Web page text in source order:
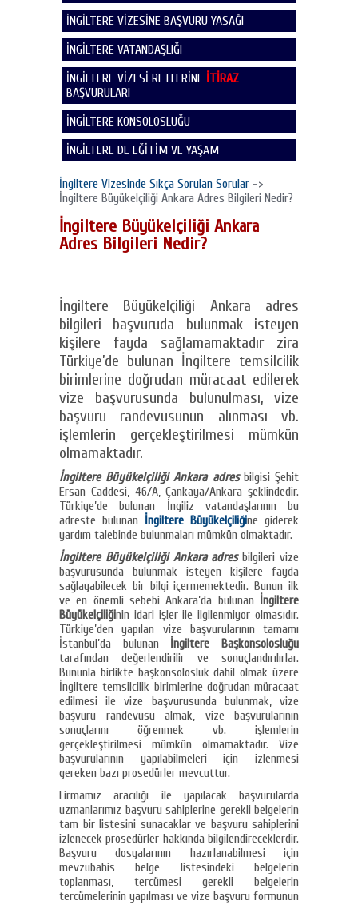
İNGİLTERE VİZESİNE BAŞVURU YASAĞI
İNGİLTERE VATANDAŞLIĞI
İNGİLTERE VİZESİ RETLERİNE İTİRAZ
BAŞVURULARI
İNGİLTERE KONSOLOSLUĞU
İNGİLTERE DE EĞİTİM VE YAŞAM
İngiltere Vizesinde Sıkça Sorulan Sorular ->
İngiltere Büyükelçiliği Ankara Adres Bilgileri Nedir?
İngiltere Büyükelçiliği Ankara
Adres Bilgileri Nedir?
İngiltere Büyükelçiliği Ankara adres
bilgileri başvuruda bulunmak isteyen
kişilere fayda sağlamamaktadır zira
Türkiye’de bulunan İngiltere temsilcilik
birimlerine doğrudan müracaat edilerek
vize başvurusunda bulunulması, vize
başvuru randevusunun alınması vb.
işlemlerin gerçekleştirilmesi mümkün
olmamaktadır.
İngiltere Büyükelçiliği Ankara adresbilgisi Şehit
Ersan Caddesi, 46/A, Çankaya/Ankara şeklindedir.
Türkiye’de bulunan İngiliz vatandaşlarının bu
adreste bulunan İngiltere Büyükelçiliğine giderek
yardım talebinde bulunmaları mümkün olmaktadır.
İngiltere Büyükelçiliği Ankara adresbilgileri vize
başvurusunda bulunmak isteyen kişilere fayda
sağlayabilecek bir bilgi içermemektedir. Bunun ilk
ve en önemli sebebi Ankara’da bulunan İngiltere
Büyükelçiliğinin idari işler ile ilgilenmiyor olmasıdır.
Türkiye’den yapılan vize başvurularının tamamı
İstanbul’da bulunan İngiltere Başkonsolosluğu
tarafından değerlendirilir ve sonuçlandırılırlar.
Bununla birlikte başkonsolosluk dahil olmak üzere
İngiltere temsilcilik birimlerine doğrudan müracaat
edilmesi ile vize başvurusunda bulunmak, vize
başvuru randevusu almak, vize başvurularının
sonuçlarını öğrenmek vb. işlemlerin
gerçekleştirilmesi mümkün olmamaktadır. Vize
başvurularının yapılabilmeleri için izlenmesi
gereken bazı prosedürler mevcuttur.
Firmamız aracılığı ile yapılacak başvurularda
uzmanlarımız başvuru sahiplerine gerekli belgelerin
tam bir listesini sunacaklar ve başvuru sahiplerini
izlenecek prosedürler hakkında bilgilendireceklerdir.
Başvuru dosyalarının hazırlanabilmesi için
mevzubahis belge listesindeki belgelerin
toplanması, tercümesi gerekli belgelerin
tercümelerinin yapılması ve vize başvuru formunun